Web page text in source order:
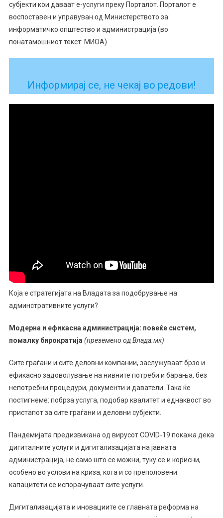
субјекти кои даваат е-услуги преку Порталот. Порталот е
воспоставен и управуван од Министерството за
информатичко општество и администрација (во
понатамошниот текст: МИОА).
Информирај се, не чекај во редови!
Која е стратегијата на Владата за подобрување на
админстративните услуги?
Модерна и ефикасна администрација: повеќе систем,
помалку бирократија(преземено од Влада.мк)
Сите граѓани и сите деловни компании, заслужуваат брзо и
ефикасно задоволување на нивните потреби и барања, без
непотребни процедури, документи и даватели. Така ќе
постигнеме: побрза услуга, подобар квалитет и еднаквост во
пристапот за сите граѓани и деловни субјекти.
Пандемијата предизвикана од вирусот COVID-19 покажа дека
дигиталните услуги и дигитализацијата на јавната
администрација, не само што се можни, туку се и корисни,
особено во услови на криза, кога и со преполовени
капацитети се испорачуваат сите услуги.
Дигитализацијата и иновациите се главната реформа на